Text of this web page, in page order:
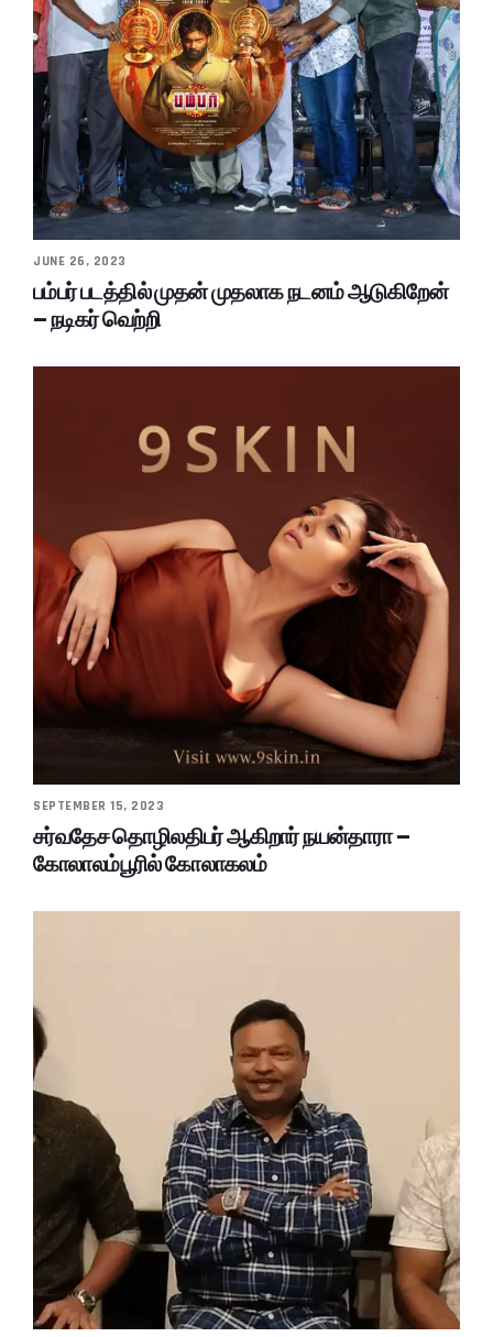
JUNE 26, 2023
பம்பர் படத்தில் முதன் முதலாக நடனம் ஆடுகிறேன்
– நடிகர் வெற்றி
SEPTEMBER 15, 2023
சர்வதேச தொழிலதிபர் ஆகிறார் நயன்தாரா –
கோலாலம்பூரில் கோலாகலம்